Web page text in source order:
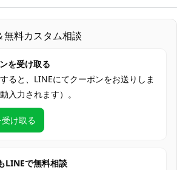
、S、M、L、XL、XXL
スプレ専用生地
、ネックレス、耳飾り、懐中時計、手袋
ンポーネント
工に7～15営業日、配送に5～7営業日
（※土日祝除く）、合計で12～22営業日程
でお届け
、AMERICAN EXPRESS）、
無料カスタム相談
を受け取る
ると、LINEにてクーポンをお送りしま
入力されます）。
け取る
で無料相談